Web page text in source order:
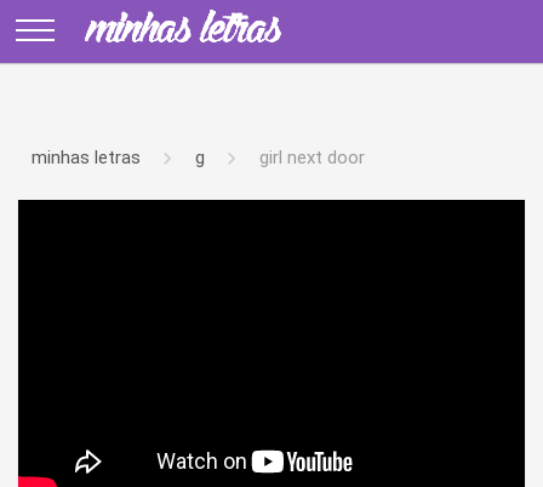
minhas letras g girl next door